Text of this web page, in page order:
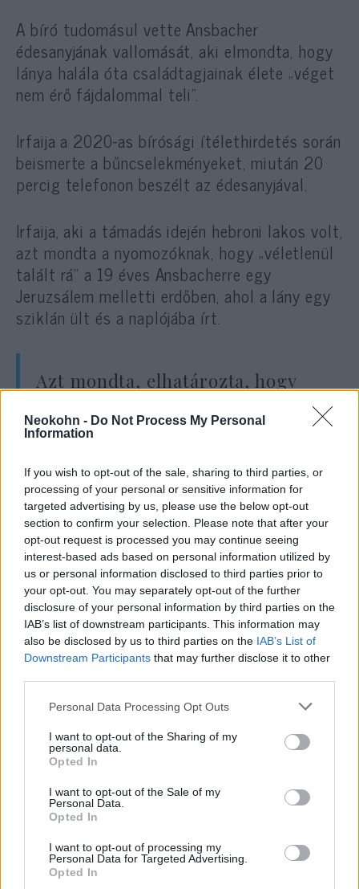
Neokohn - Do Not Process My Personal
Information
If you wish to opt-out of the sale, sharing to third parties, or
processing of your personal or sensitive information for
targeted advertising by us, please use the below opt-out
section to confirm your selection. Please note that after your
opt-out request is processed you may continue seeing
interest-based ads based on personal information utilized by
us or personal information disclosed to third parties prior to
your opt-out. You may separately opt-out of the further
disclosure of your personal information by third parties on the
IAB’s list of downstream participants. This information may
also be disclosed by us to third parties on the IAB’s List of
Downstream Participants that may further disclose it to other
Please note that this website/app uses one or more Google
not limited to your visit or usage behaviour. You may click to
grant or deny consent to Google and its third-party tags to
use your data for below specified purposes in below Google
consent section.
Personal Data Processing Opt Outs
I want to opt-out of the Sharing of my
personal data.
Opted In
I want to opt-out of the Sale of my
Personal Data.
Opted In
I want to opt-out of processing my
Personal Data for Targeted Advertising.
Opted In
A bíró tudomásul vette Ansbacher
édesanyjának vallomását, aki elmondta, hogy
lánya halála óta családtagjainak élete „véget
nem érő fájdalommal teli”.
Irfaija a 2020-as bírósági ítélethirdetés során
beismerte a bűncselekményeket, miután 20
percig telefonon beszélt az édesanyjával.
Irfaija, aki a támadás idején hebroni lakos volt,
azt mondta a nyomozóknak, hogy „véletlenül
talált rá” a 19 éves Ansbacherre egy
Jeruzsálem melletti erdőben, ahol a lány egy
sziklán ült és a naplójába írt.
Azt mondta, elhatározta, hogy
beleegyezik, akár nem”.
Háromszor megszúrta Ansbachert, majd
amikor az a menekülni próbált, tovább szúrta
és a sáljával betömte a száját, mielőtt
összekötözte a kezét és megerőszakolta
volna.
Miután Ansbacher meghalt, Irfaija
megsemmisítette a lány mobiltelefonját és
memóriakártyáját, hogy megnehezítse a
terrorszervezetek Ori gyilkosától
Ebben a cikkben a téma érzékenysége miatt
nem jelenítünk meg hirdetéseket.